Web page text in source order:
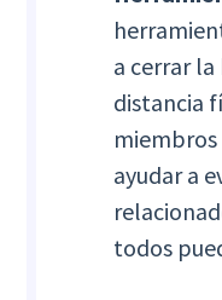
a cerrar
distancia
ayudar a
todos